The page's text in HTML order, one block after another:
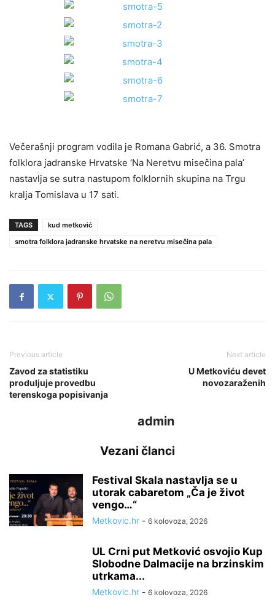
Večerašnji program vodila je Romana Gabrić, a 36. Smotra
folklora jadranske Hrvatske ‘Na Neretvu misečina pala’
nastavlja se sutra nastupom folklornih skupina na Trgu
kralja Tomislava u 17 sati.
TAGS
kud metković
smotra folklora jadranske hrvatske na neretvu misečina pala
Previous article
Zavod za statistiku
produljuje provedbu
terenskoga popisivanja
Next article
U Metkoviću devet
novozaraženih
admin
Vezani članci
Festival Skala nastavlja se u
utorak cabaretom „Ča je život
vengo…“
Metkovic.hr - 6 kolovoza, 2026
UL Crni put Metković osvojio Kup
Slobodne Dalmacije na brzinskim
utrkama...
Metkovic.hr - 6 kolovoza, 2026